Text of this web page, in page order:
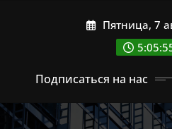
Пятница, 7
Подписаться на нас